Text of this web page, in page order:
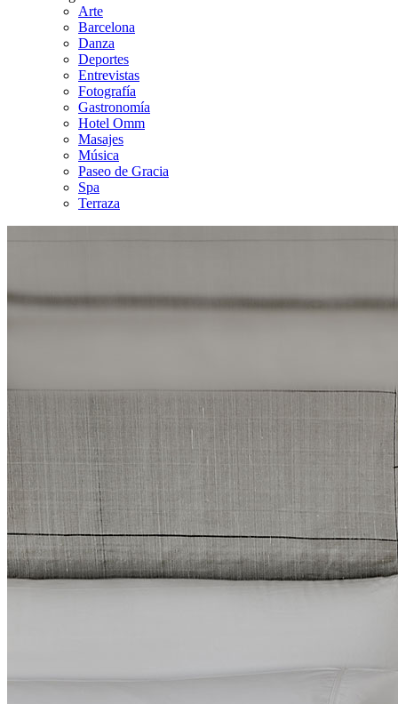
Arte
Barcelona
Danza
Deportes
Entrevistas
Fotografía
Gastronomía
Hotel Omm
Masajes
Música
Paseo de Gracia
Spa
Terraza